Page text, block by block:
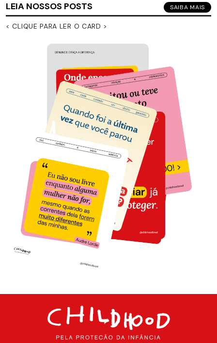
LEIA NOSSOS POSTS SAIBA MAIS
< CLIQUE PARA LER O CARD >